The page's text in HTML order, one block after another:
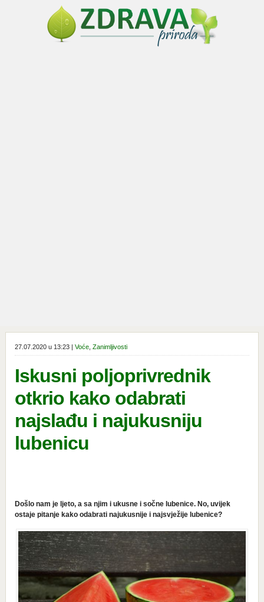
27.07.2020 u 13:23 | Voće, Zanimljivosti
Iskusni poljoprivrednik
otkrio kako odabrati
najslađu i najukusniju
lubenicu
Došlo nam je ljeto, a sa njim i ukusne i sočne lubenice. No, uvijek
ostaje pitanje kako odabrati najukusnije i najsvježije lubenice?